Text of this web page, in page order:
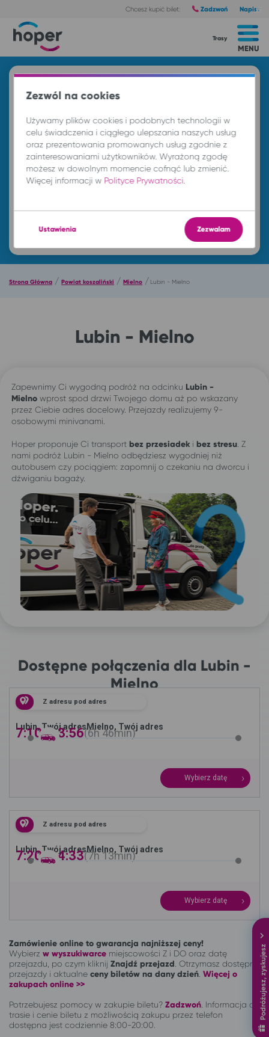
Chcesz kupić bilet: Zadzwoń Napisz
MENU
Trasy
DO
pt. 7 sie.
Znajdź przejazd
Podróżujesz, zyskujesz
Strona Główna / Powiat koszaliński / Mielno /Lubin - Mielno
Lubin - Mielno
Zapewnimy Ci wygodną podróż na odcinku Lubin -
Mielno wprost spod drzwi Twojego domu aż po wskazany
przez Ciebie adres docelowy. Przejazdy realizujemy 9-
osobowymi minivanami.
Hoper proponuje Ci transport bez przesiadek i bez stresu . Z
nami podróż Lubin - Mielno odbędziesz wygodniej niż
autobusem czy pociągiem: zapomnij o czekaniu na dworcu i
dźwiganiu bagaży.
Dostępne połączenia dla Lubin -
Mielno
Z adresu pod adres
Lubin, Twój adresMielno, Twój adres
7:10 -13:56 6h46min
Wybierz datę
Z adresu pod adres
Lubin, Twój adresMielno, Twój adres
7:20 -14:33 7h13min
Wybierz datę
Zamówienie online to gwarancja najniższej ceny!
Wybierz w wyszukiwarce miejscowości Z i DO oraz datę
przejazdu, po czym kliknij Znajdź przejazd . Otrzymasz dostępne
przejazdy i aktualne ceny biletów na dany dzień Więcej o
zakupach online >>
Potrzebujesz pomocy w zakupie biletu? Zadzwoń Informacja o
trasie i cenie biletu z możliwością zakupu przez telefon
dostępna jest codziennie 8:00-20:00.
Zezwól na cookies
Używamy plików cookies i podobnych technologii w
celu świadczenia i ciągłego ulepszania naszych usług
oraz prezentowania promowanych usług zgodnie z
zainteresowaniami użytkowników. Wyrażoną zgodę
możesz w dowolnym momencie cofnąć lub zmienić.
Więcej informacji w Polityce Prywatności
Ustawienia Zezwalam